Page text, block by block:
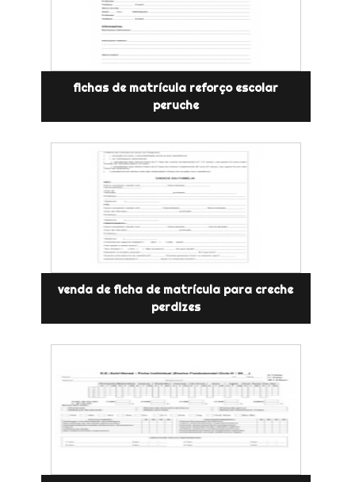
fichas de matrícula reforço escolar
peruche
venda de ficha de matrícula para creche
perdizes